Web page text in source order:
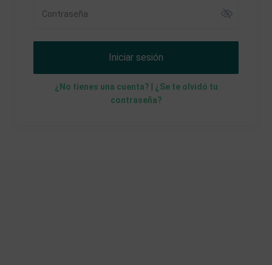
Iniciar sesión
¿No tienes una cuenta?
¿Se te olvidó tu
contraseña?